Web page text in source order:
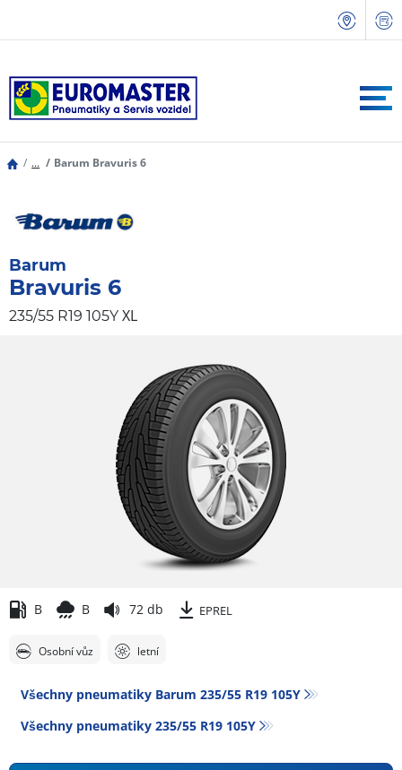
... Barum Bravuris 6
Barum
Bravuris 6
235/55 R19 105Y XL
B B 72 db EPREL
Osobní vůz letní
Všechny pneumatiky Barum 235/55 R19 105Y
Všechny pneumatiky‎ 235/55 R19 105Y